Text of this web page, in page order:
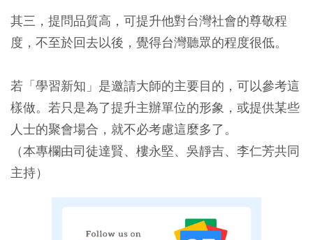
其三，提問品質高，可提升他對台灣社會的尊敬程
度，不至於回去以後，覺得台灣聽眾的程度很低。
若「學習新知」是邀請大師的主要目的，可以參考這
樣做。若只是為了提升主辦單位的形象，或提供某些
人士的聚會場合，就不必考慮這麼多了。
（本專欄由司徒達賢、樓永堅、吳靜吉、李仁芳共同
主持）